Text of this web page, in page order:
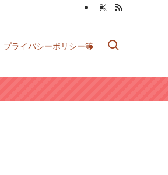
プライバシーポリシー等